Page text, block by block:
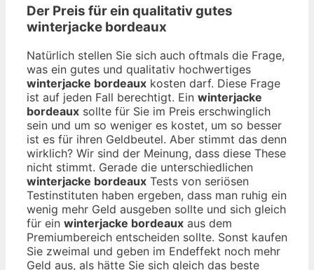
Der Preis für ein qualitativ gutes
winterjacke bordeaux
Natürlich stellen Sie sich auch oftmals die Frage,
was ein gutes und qualitativ hochwertiges
winterjacke bordeaux kosten darf. Diese Frage
ist auf jeden Fall berechtigt. Ein winterjacke
bordeaux sollte für Sie im Preis erschwinglich
sein und um so weniger es kostet, um so besser
ist es für ihren Geldbeutel. Aber stimmt das denn
wirklich? Wir sind der Meinung, dass diese These
nicht stimmt. Gerade die unterschiedlichen
winterjacke bordeaux Tests von seriösen
Testinstituten haben ergeben, dass man ruhig ein
wenig mehr Geld ausgeben sollte und sich gleich
für ein winterjacke bordeaux aus dem
Premiumbereich entscheiden sollte. Sonst kaufen
Sie zweimal und geben im Endeffekt noch mehr
Geld aus, als hätte Sie sich gleich das beste